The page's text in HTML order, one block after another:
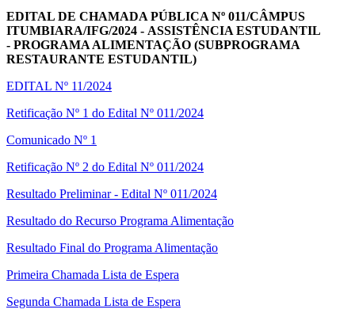
EDITAL DE CHAMADA PÚBLICA Nº 011/CÂMPUS
ITUMBIARA/IFG/2024 - ASSISTÊNCIA ESTUDANTIL
- PROGRAMA ALIMENTAÇÃO (SUBPROGRAMA
RESTAURANTE ESTUDANTIL)
EDITAL Nº 11/2024
Retificação Nº 1 do Edital Nº 011/2024
Comunicado Nº 1
Retificação Nº 2 do Edital Nº 011/2024
Resultado Preliminar - Edital Nº 011/2024
Resultado do Recurso Programa Alimentação
Resultado Final do Programa Alimentação
Primeira Chamada Lista de Espera
Segunda Chamada Lista de Espera